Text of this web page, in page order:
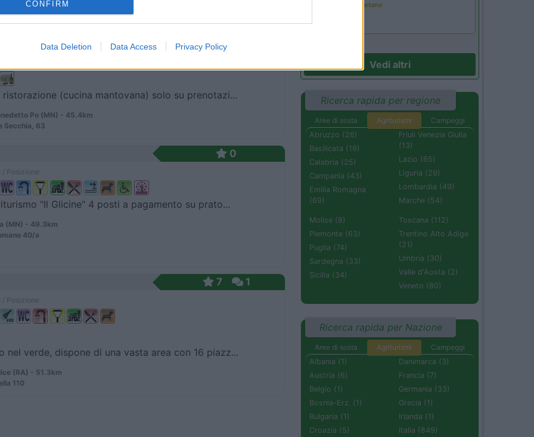
CONFIRM
Data Deletion Data Access Privacy Policy
8,5 2
ristorazione (cucina mantovana) solo su prenotazi...
Po (MN) - 45.4km
Secchia, 63
0
"Il Glicine" 4 posti a pagamento su prato...
(MN) - 49.3km
40/a
7 1
nel verde, dispone di una vasta area con 16 piazz...
(RA) - 51.3km
110
Tributo a Rino Gaetano
Vedi altri
Ricerca rapida per regione
Aree di sosta Agriturismi
Campeggi
Abruzzo (26)
Basilicata (19)
Calabria (25)
Campania (43)
Emilia Romagna
(69)
Friuli Venezia Giulia
(13)
Lazio (65)
Liguria (29)
Lombardia (49)
Marche (54)
Molise (8)
Piemonte (63)
Puglia (74)
Sardegna (33)
Sicilia (34)
Toscana (112)
Trentino Alto Adige
(21)
Umbria (30)
Valle d'Aosta (2)
Veneto (80)
Ricerca rapida per Nazione
Aree di sosta Agriturismi
Campeggi
Albania (1)
Austria (6)
Belgio (1)
Bosnia-Erz. (1)
Bulgaria (1)
Croazia (5)
Danimarca (3)
Francia (7)
Germania (33)
Grecia (1)
Irlanda (1)
Italia (849)